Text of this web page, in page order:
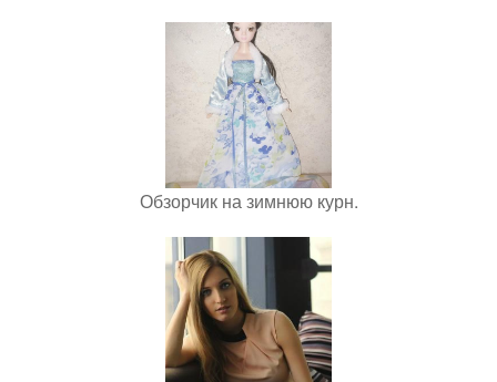
Обзорчик на зимнюю курн.